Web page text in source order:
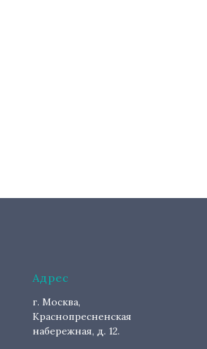
Адрес
г. Москва,
Краснопресненская
набережная, д. 12.